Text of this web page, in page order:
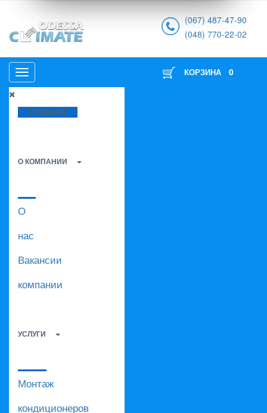
(067) 487-47-90
(048) 770-22-02
ГЛАВНАЯ
О КОМПАНИИ
О
нас
Вакансии
компании
УСЛУГИ
Монтаж
кондиционеров
КОРЗИНА 0